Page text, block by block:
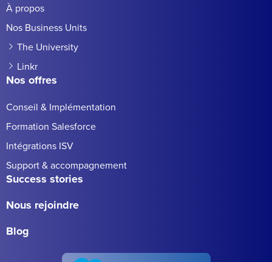
À propos
Nos Business Units
The University
Linkr
Nos offres
Conseil & Implémentation
Formation Salesforce
Intégrations ISV
Support & accompagnement
Success stories
Nous rejoindre
Blog